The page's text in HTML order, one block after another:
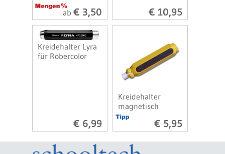
ab € 3,50 € 10,95
Kreidehalter Lyra
für Robercolor
€ 6,99
Kreidehalter
magnetisch
€ 5,95